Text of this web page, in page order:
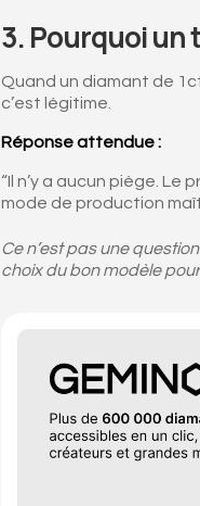
3.Pourquoi un
Quand un diamant de
c’est légitime.
Réponse attendue :
“Il n’y a aucun piège. Le
mode de production
Ce n’est pas une
choix du bon modèle